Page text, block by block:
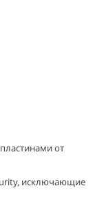
от
исключающие